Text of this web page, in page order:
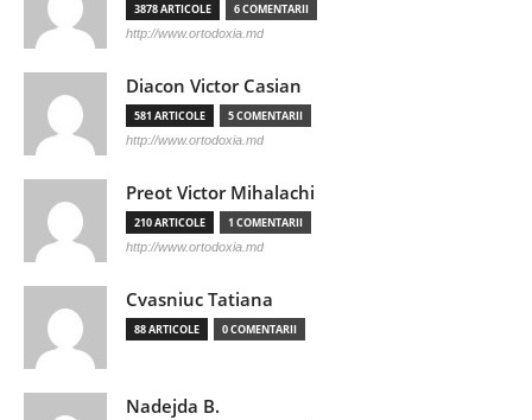
3878 ARTICOLE 6 COMENTARII
http://www.ortodoxia.md
Diacon Victor Casian
581 ARTICOLE 5 COMENTARII
http://www.ortodoxia.md
Preot Victor Mihalachi
210 ARTICOLE 1 COMENTARII
http://www.ortodoxia.md
Cvasniuc Tatiana
88 ARTICOLE 0 COMENTARII
Nadejda B.